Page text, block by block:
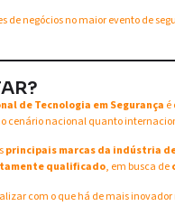
de negócios no maior evento de
de Tecnologia em Segurança é
cenário nacional quanto
principais marcas da indústria
qualificado, em busca de
com o que há de mais